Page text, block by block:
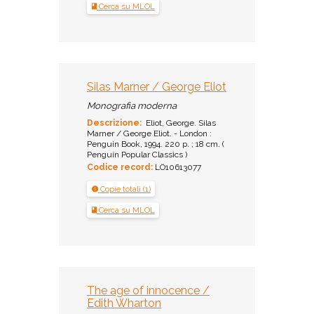
Cerca su MLOL
Silas Marner / George Eliot
Monografia moderna
Descrizione: Eliot, George. Silas
Marner / George Eliot. - London :
Penguin Book, 1994. 220 p. ; 18 cm. (
Penguin Popular Classics )
Codice record: LO10613077
Copie totali (1)
Cerca su MLOL
The age of innocence /
Edith Wharton